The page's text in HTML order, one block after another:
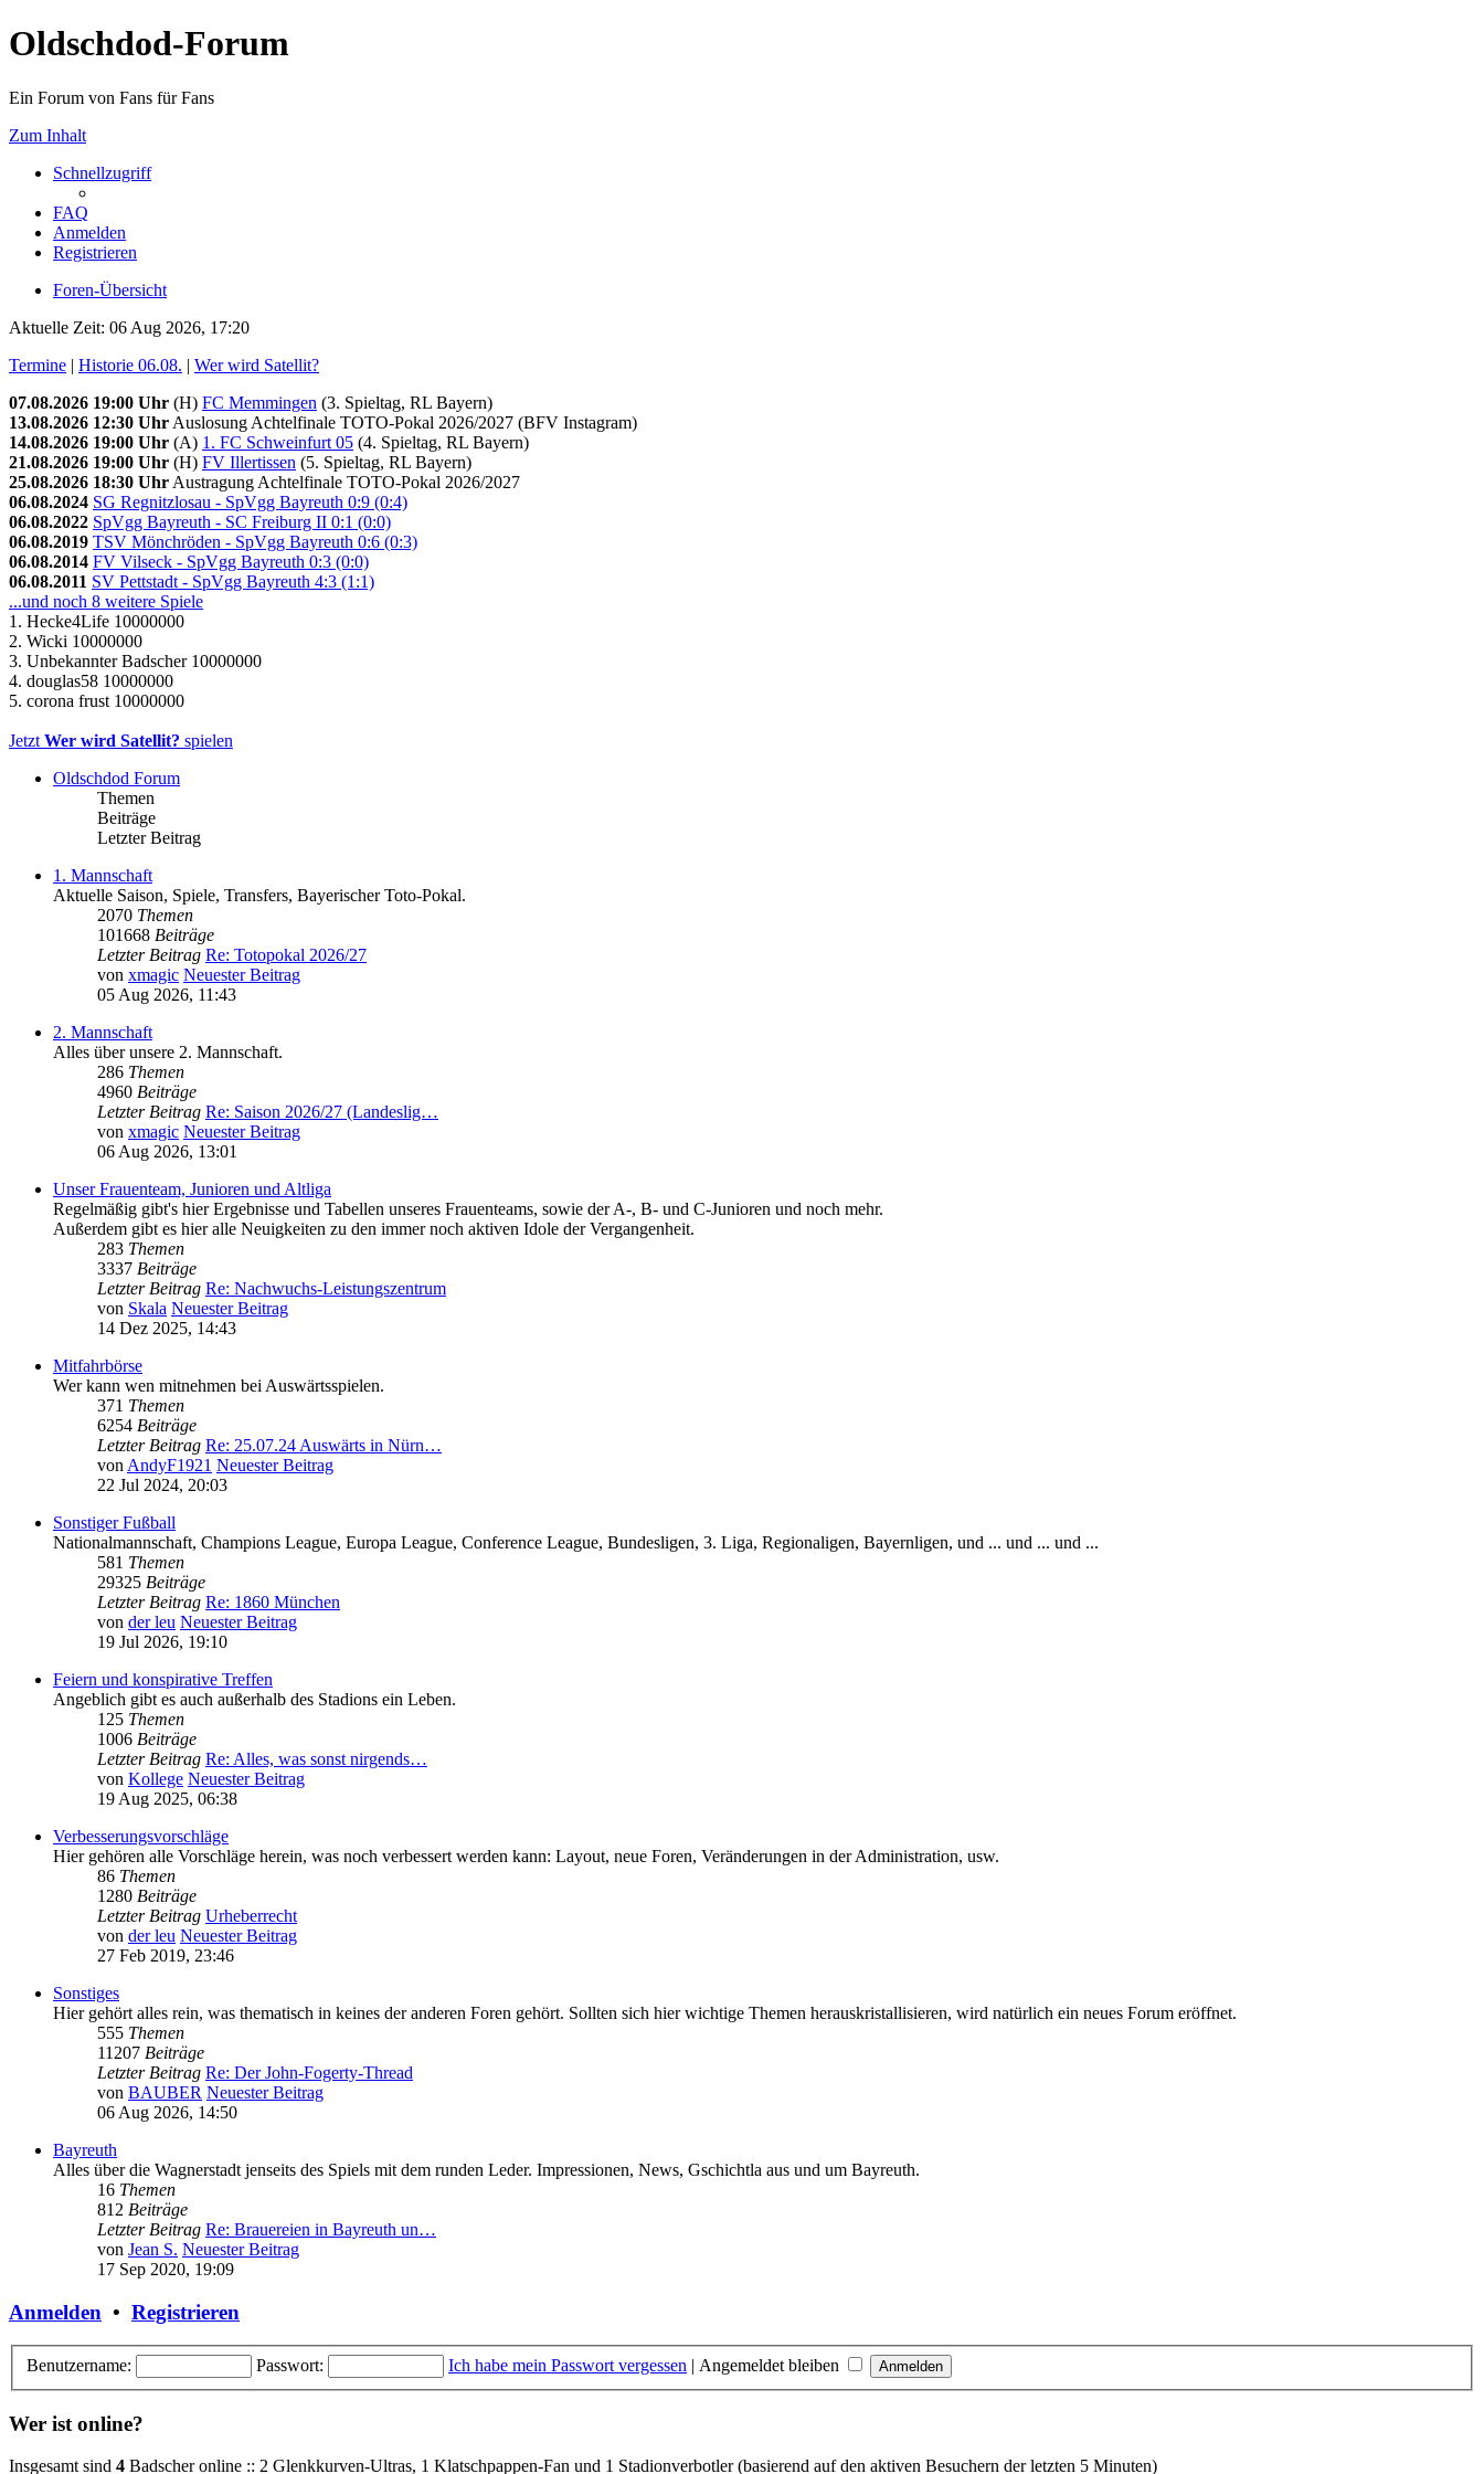
Oldschdod-Forum
Ein Forum von Fans für Fans
Zum Inhalt
Schnellzugriff
FAQ
Anmelden
Registrieren
Foren-Übersicht
Aktuelle Zeit: 06 Aug 2026, 17:20
Termine | Historie 06.08. | Wer wird Satellit?
07.08.2026 19:00 Uhr (H) FC Memmingen (3. Spieltag, RL Bayern)
13.08.2026 12:30 Uhr Auslosung Achtelfinale TOTO-Pokal 2026/2027 (BFV Instagram)
14.08.2026 19:00 Uhr (A) 1. FC Schweinfurt 05 (4. Spieltag, RL Bayern)
21.08.2026 19:00 Uhr (H) FV Illertissen (5. Spieltag, RL Bayern)
25.08.2026 18:30 Uhr Austragung Achtelfinale TOTO-Pokal 2026/2027
06.08.2024 SG Regnitzlosau - SpVgg Bayreuth 0:9 (0:4)
06.08.2022 SpVgg Bayreuth - SC Freiburg II 0:1 (0:0)
06.08.2019 TSV Mönchröden - SpVgg Bayreuth 0:6 (0:3)
06.08.2014 FV Vilseck - SpVgg Bayreuth 0:3 (0:0)
06.08.2011 SV Pettstadt - SpVgg Bayreuth 4:3 (1:1)
...und noch 8 weitere Spiele
1. Hecke4Life 10000000
2. Wicki 10000000
3. Unbekannter Badscher 10000000
4. douglas58 10000000
5. corona frust 10000000
Jetzt Wer wird Satellit? spielen
Oldschdod Forum
Themen
Beiträge
Letzter Beitrag
1. Mannschaft
Aktuelle Saison, Spiele, Transfers, Bayerischer Toto-Pokal.
2070 Themen
101668 Beiträge
Letzter Beitrag Re: Totopokal 2026/27
von xmagic Neuester Beitrag
05 Aug 2026, 11:43
2. Mannschaft
Alles über unsere 2. Mannschaft.
286 Themen
4960 Beiträge
Letzter Beitrag Re: Saison 2026/27 (Landeslig…
von xmagic Neuester Beitrag
06 Aug 2026, 13:01
Unser Frauenteam, Junioren und Altliga
Regelmäßig gibt's hier Ergebnisse und Tabellen unseres Frauenteams, sowie der A-, B- und C-Junioren und noch mehr.
Außerdem gibt es hier alle Neuigkeiten zu den immer noch aktiven Idole der Vergangenheit.
283 Themen
3337 Beiträge
Letzter Beitrag Re: Nachwuchs-Leistungszentrum
von Skala Neuester Beitrag
14 Dez 2025, 14:43
Mitfahrbörse
Wer kann wen mitnehmen bei Auswärtsspielen.
371 Themen
6254 Beiträge
Letzter Beitrag Re: 25.07.24 Auswärts in Nürn…
von AndyF1921 Neuester Beitrag
22 Jul 2024, 20:03
Sonstiger Fußball
Nationalmannschaft, Champions League, Europa League, Conference League, Bundesligen, 3. Liga, Regionaligen, Bayernligen, und ... und ... und ...
581 Themen
29325 Beiträge
Letzter Beitrag Re: 1860 München
von der leu Neuester Beitrag
19 Jul 2026, 19:10
Feiern und konspirative Treffen
Angeblich gibt es auch außerhalb des Stadions ein Leben.
125 Themen
1006 Beiträge
Letzter Beitrag Re: Alles, was sonst nirgends…
von Kollege Neuester Beitrag
19 Aug 2025, 06:38
Verbesserungsvorschläge
Hier gehören alle Vorschläge herein, was noch verbessert werden kann: Layout, neue Foren, Veränderungen in der Administration, usw.
86 Themen
1280 Beiträge
Letzter Beitrag Urheberrecht
von der leu Neuester Beitrag
27 Feb 2019, 23:46
Sonstiges
Hier gehört alles rein, was thematisch in keines der anderen Foren gehört. Sollten sich hier wichtige Themen herauskristallisieren, wird natürlich ein neues Forum eröffnet.
555 Themen
11207 Beiträge
Letzter Beitrag Re: Der John-Fogerty-Thread
von BAUBER Neuester Beitrag
06 Aug 2026, 14:50
Bayreuth
Alles über die Wagnerstadt jenseits des Spiels mit dem runden Leder. Impressionen, News, Gschichtla aus und um Bayreuth.
16 Themen
812 Beiträge
Letzter Beitrag Re: Brauereien in Bayreuth un…
von Jean S. Neuester Beitrag
17 Sep 2020, 19:09
Anmelden • Registrieren
Benutzername: Passwort: Ich habe mein Passwort vergessen | Angemeldet bleiben
Wer ist online?
Insgesamt sind 4 Badscher online :: 2 Glenkkurven-Ultras, 1 Klatschpappen-Fan und 1 Stadionverbotler (basierend auf den aktiven Besuchern der letzten 5 Minuten)